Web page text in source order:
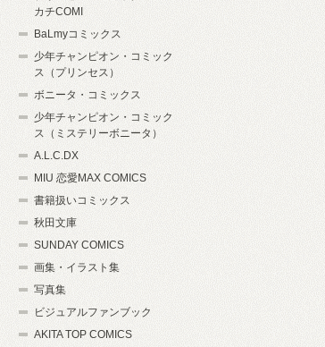
カチCOMI
BaLmyコミックス
少年チャンピオン・コミック
ス（プリンセス）
ボニータ・コミックス
少年チャンピオン・コミック
ス（ミステリーボニータ）
A.L.C.DX
MIU 恋愛MAX COMICS
書籍扱いコミックス
秋田文庫
SUNDAY COMICS
画集・イラスト集
写真集
ビジュアルファンブック
AKITA TOP COMICS